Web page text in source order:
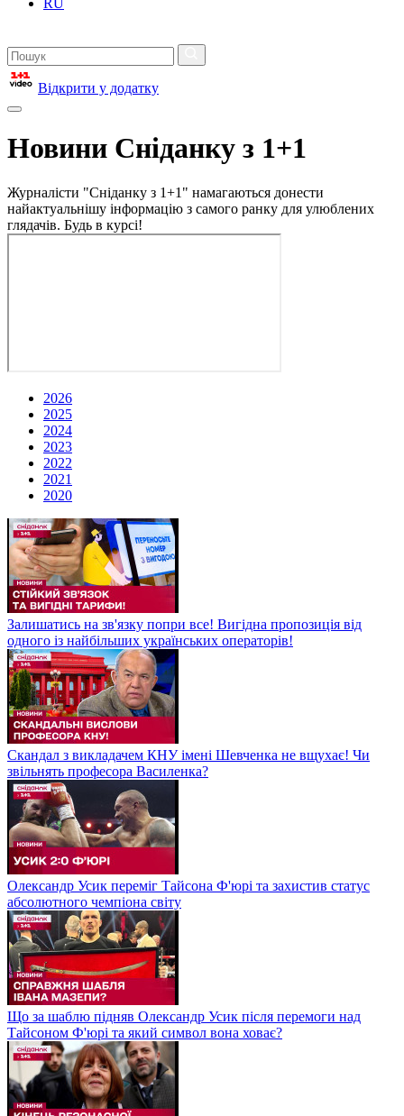
RU
Відкрити у додатку
Новини Сніданку з 1+1
Журналісти "Сніданку з 1+1" намагаються донести
найактуальнішу інформацію з самого ранку для улюблених
глядачів. Будь в курсі!
2026
2025
2024
2023
2022
2021
2020
Залишатись на зв'язку попри все! Вигідна пропозиція від
одного із найбільших українських операторів!
Скандал з викладачем КНУ імені Шевченка не вщухає! Чи
звільнять професора Василенка?
Олександр Усик переміг Тайсона Ф'юрі та захистив статус
абсолютного чемпіона світу
Що за шаблю підняв Олександр Усик після перемоги над
Тайсоном Ф'юрі та який символ вона ховає?